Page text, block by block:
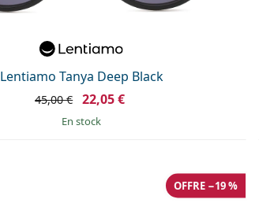
Lentiamo Tanya Deep Black
45,00 € 22,05 €
en stock
OFFRE −19 %